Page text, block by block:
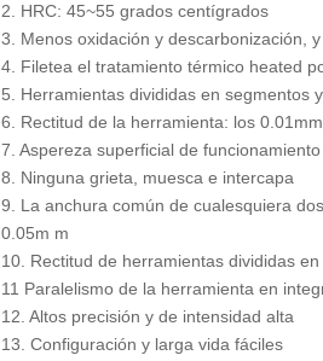
2. HRC: 45~55 grados centígrados
3. Menos oxidación y descarbonización,
4. Filetea el tratamiento térmico heated
5. Herramientas divididas en segmentos
6. Rectitud de la herramienta: los
7. Aspereza superficial de
8. Ninguna grieta, muesca e intercapa
9. La anchura común de cualesquiera
0.05m m
10. Rectitud de herramientas divididas
11 Paralelismo de la herramienta en
12. Altos precisión y de intensidad alta
13. Configuración y larga vida fáciles